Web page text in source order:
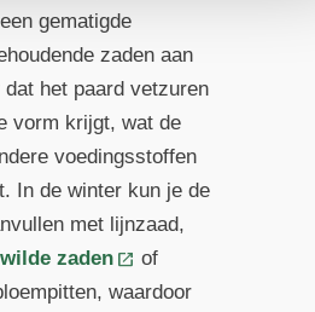
gematigde
zaden aan
het paard vetzuren
vorm krijgt, wat de
voedingsstoffen
In de winter kun je de
met lijnzaad,
zaden
of
waardoor